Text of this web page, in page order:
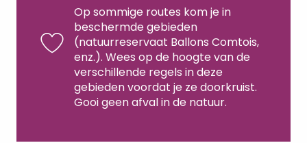
Op sommige routes kom je in
beschermde gebieden
(natuurreservaat Ballons Comtois,
enz.). Wees op de hoogte van de
verschillende regels in deze
gebieden voordat je ze doorkruist.
Gooi geen afval in de natuur.